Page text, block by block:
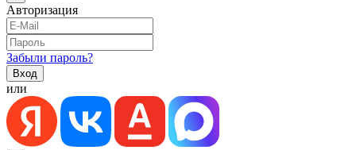
Авторизация
Забыли пароль?
или